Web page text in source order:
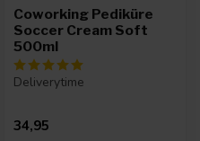
Coworking Pediküre
Soccer Cream Soft
500ml
Deliverytime
34,95